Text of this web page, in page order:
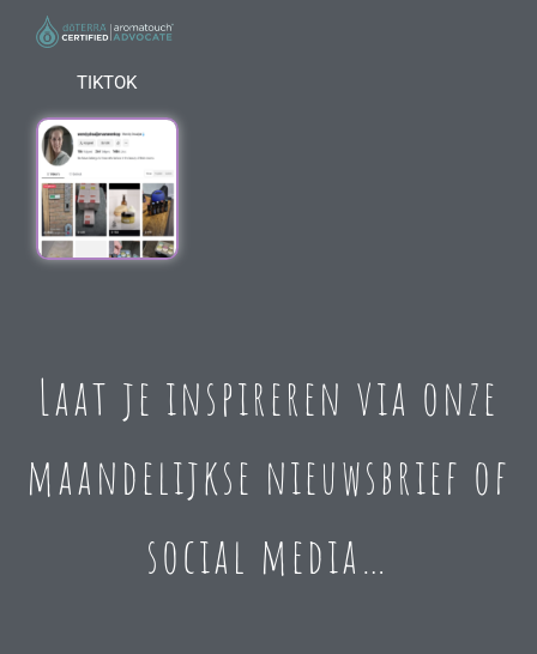
TIKTOK
Laat je inspireren via onze
maandelijkse nieuwsbrief of
social media…